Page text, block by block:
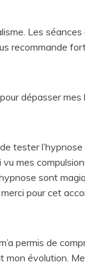
Les
recommande
dépasser
tester
mes
sont
pour cet
permis de
mon évolution.